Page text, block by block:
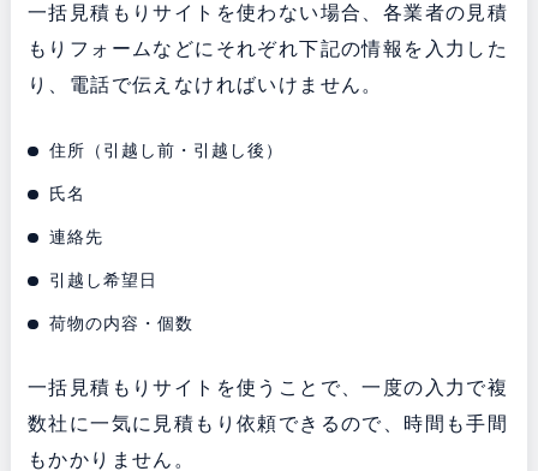
一括見積もりサイトを使わない場合、各業者の見積
もりフォームなどにそれぞれ下記の情報を入力した
り、電話で伝えなければいけません。
住所（引越し前・引越し後）
氏名
連絡先
引越し希望日
荷物の内容・個数
一括見積もりサイトを使うことで、一度の入力で複
数社に一気に見積もり依頼できるので、時間も手間
もかかりません。